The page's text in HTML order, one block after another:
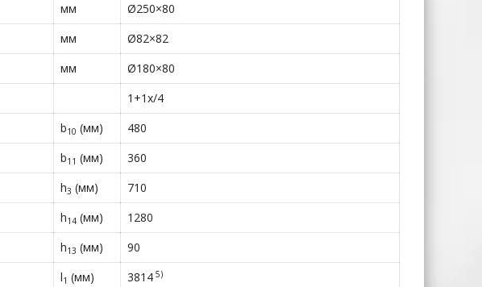
мм
Ø250×80
мм
Ø82×82
мм
Ø180×80
1+1x/4
b10 (мм)
480
b11 (мм) 360
h3 (мм)
710
h14 (мм)
1280
h13 (мм)
90
l1 (мм) 3814 5)